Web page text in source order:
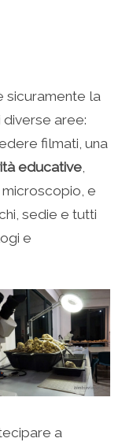
sicuramente la
aree:
filmati, una
educative
e
sedie e tutti
e
a